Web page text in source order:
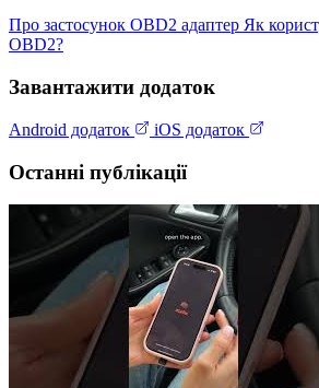
Про застосунок OBD2 адаптер Як
OBD2?
Завантажити додаток
Android додаток iOS додаток
Останні публікації